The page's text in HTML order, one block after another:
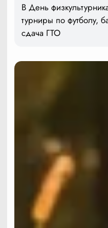
В День
турниры по футболу,
сдача ГТО